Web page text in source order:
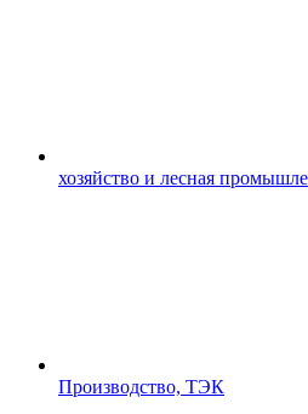
хозяйство и лесная
Производство, ТЭК